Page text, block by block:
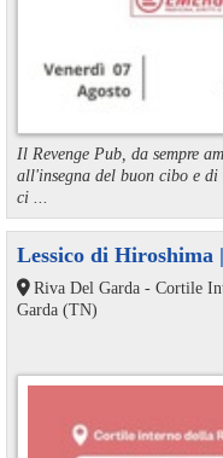
Il Revenge Pub, da sempre
all'insegna del buon cibo e di
ci ...
Lessico di Hiroshima
Riva Del Garda - Cortile
Garda (TN)